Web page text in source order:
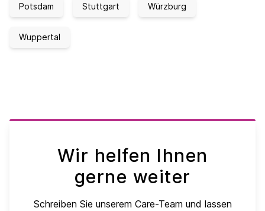
Potsdam Stuttgart Würzburg
Wuppertal
Wir helfen Ihnen
gerne weiter
Schreiben Sie unserem Care-Team und lassen